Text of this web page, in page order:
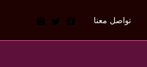
تواصل معنا